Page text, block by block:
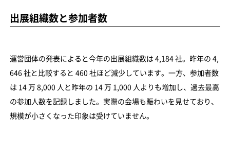
出展組織数と参加者数
運営団体の発表によると今年の出展組織数は 4,184 社。昨年の 4,
646 社と比較すると 460 社ほど減少しています。一方、参加者数
は 14 万 8,000 人と昨年の 14 万 1,000 人よりも増加し、過去最高
の参加人数を記録しました。実際の会場も賑わいを見せており、
規模が小さくなった印象は受けていません。